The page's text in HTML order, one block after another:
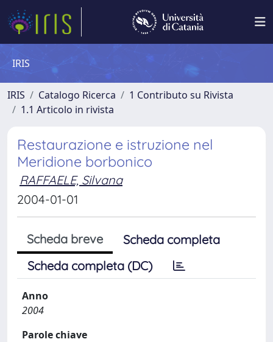
IRIS
IRIS Catalogo Ricerca
1 Contributo su Rivista
1.1 Articolo in rivista
Restaurazione e istruzione nel
Meridione borbonico
RAFFAELE, Silvana
2004-01-01
Scheda breve
Scheda completa
Scheda completa (DC)
Anno
2004
Parole chiave